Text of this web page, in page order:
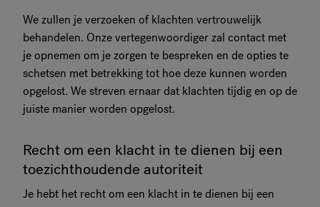
We zullen je verzoeken of klachten vertrouwelijk
behandelen. Onze vertegenwoordiger zal contact met
je opnemen om je zorgen te bespreken en de opties te
schetsen met betrekking tot hoe deze kunnen worden
opgelost. We streven ernaar dat klachten tijdig en op de
juiste manier worden opgelost.
Recht om een klacht in te dienen bij een
toezichthoudende autoriteit
Je hebt het recht om een klacht in te dienen bij een